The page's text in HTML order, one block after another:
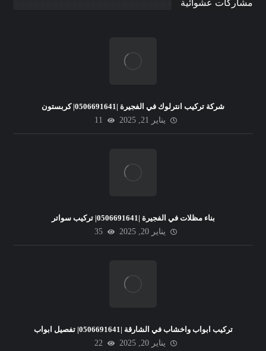
مشاركات عشوائية
شركة تركيب انترلوك في الفجيرة |0506691641| كربستون
يناير 21, 2025
11
بناء مظلات في الفجيرة |0506691641| تركيب سواتر
يناير 20, 2025
35
تركيب ابواب واخشاب في الشارقة |0506691641| تفصيل ابواب
يناير 20, 2025
22